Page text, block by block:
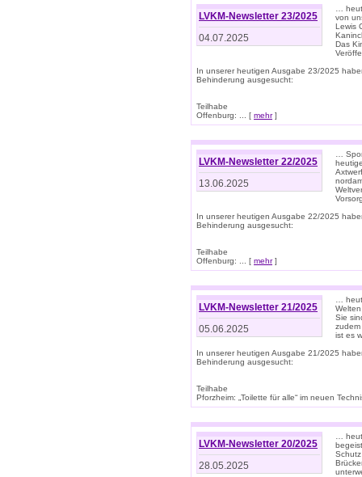
LVKM-Newsletter 23/2025
04.07.2025
…
von
Lewis
Das
In unserer heutigen Ausgabe 23/2025
Behinderung ausgesucht:
Teilhabe
Offenburg: ... [ mehr]
LVKM-Newsletter 22/2025
13.06.2025
…
In unserer heutigen Ausgabe 22/2025
Behinderung ausgesucht:
Teilhabe
Offenburg: ... [ mehr]
LVKM-Newsletter 21/2025
05.06.2025
…
Sie
ist es
In unserer heutigen Ausgabe 21/2025
Behinderung ausgesucht:
Teilhabe
Pforzheim: „Toilette für alle“ im neuen
LVKM-Newsletter 20/2025
28.05.2025
…